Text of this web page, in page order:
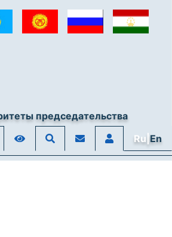
председательства
Ru|En